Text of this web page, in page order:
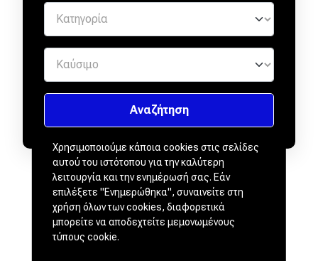
Χρησιμοποιούμε κάποια cookies στις σελίδες
αυτού του ιστότοπου για την καλύτερη
λειτουργία και την ενημέρωσή σας. Εάν
επιλέξετε "Ενημερώθηκα", συναινείτε στη
χρήση όλων των cookies, διαφορετικά
μπορείτε να αποδεχτείτε μεμονωμένους
τύπους cookie.